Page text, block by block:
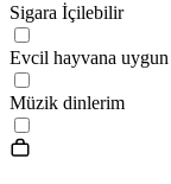
Sigara İçilebilir
Evcil hayvana uygun
Müzik dinlerim